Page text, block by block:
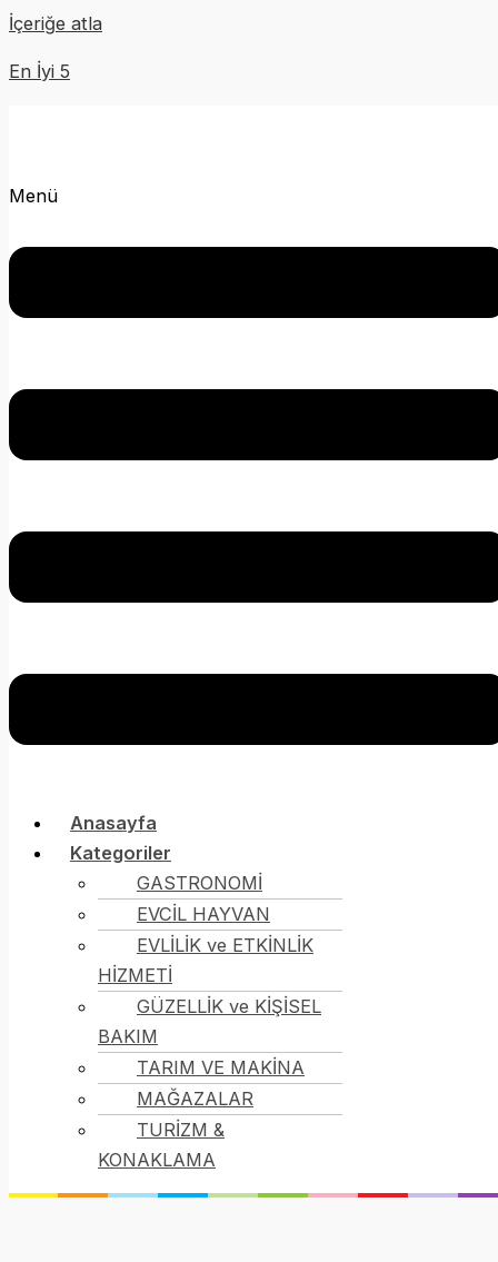
İçeriğe atla
En İyi 5
Menü
Anasayfa
Kategoriler
GASTRONOMİ
EVCİL HAYVAN
EVLİLİK ve ETKİNLİK
HİZMETİ
GÜZELLİK ve KİŞİSEL
BAKIM
TARIM VE MAKİNA
MAĞAZALAR
TURİZM &
KONAKLAMA